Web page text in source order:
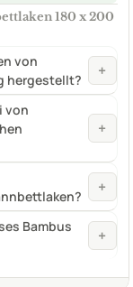
180 x 200
von
hergestellt?
+
von
+
+
Bambus
+